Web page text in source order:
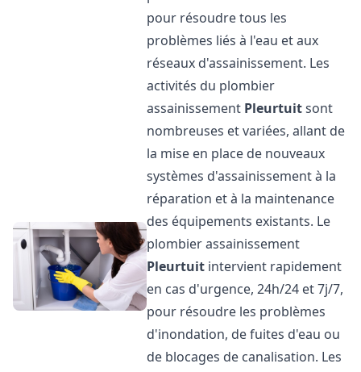
pour résoudre tous les
problèmes liés à l'eau et aux
réseaux d'assainissement. Les
activités du plombier
assainissement Pleurtuitsont
nombreuses et variées, allant de
la mise en place de nouveaux
systèmes d'assainissement à la
réparation et à la maintenance
des équipements existants. Le
plombier assainissement
Pleurtuit intervient rapidement
en cas d'urgence, 24h/24 et 7j/7,
pour résoudre les problèmes
d'inondation, de fuites d'eau ou
de blocages de canalisation. Les